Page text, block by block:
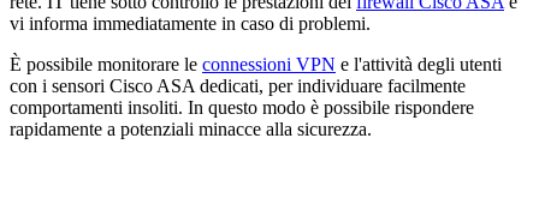
vi informa immediatamente in caso di problemi.
È possibile monitorare le connessioni VPN e l'attività degli utenti
con i sensori Cisco ASA dedicati, per individuare facilmente
comportamenti insoliti. In questo modo è possibile rispondere
rapidamente a potenziali minacce alla sicurezza.